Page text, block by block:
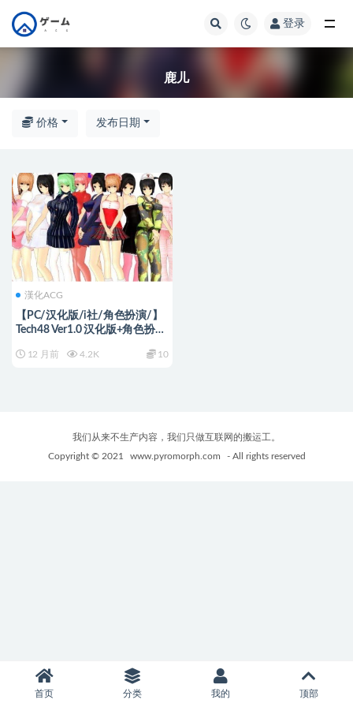
登录
鹿儿
价格 发布日期
漢化ACG
【PC/汉化版/i社/角色扮演/】
Tech48 Ver1.0 汉化版+角色扮演
12 月前 4.2K 10
我们从来不生产内容，我们只做互联网的搬运工。
Copyright © 2021
www.pyromorph.com - All rights reserved
首页 分类 我的 顶部